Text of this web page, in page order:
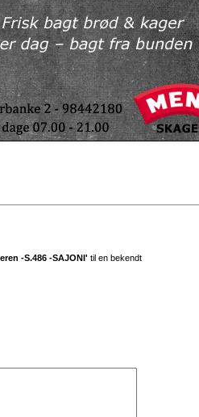
-S.486 -SAJONI' til en bekendt